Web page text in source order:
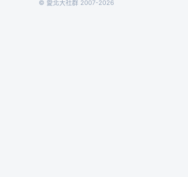
© 愛北大社群 2007-2026